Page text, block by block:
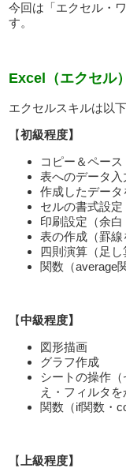
今回は「エクセル・
す。
Excel（エクセル
エクセルスキルは以
【初級程度】
コピー＆ペース
表へのデータ入
作成したデー
セルの書式設定
印刷設定（余白
表の作成（罫線
四則演算（足し
関数（average
【中級程度】
図形描画
グラフ作成
シートの操作
え・フィルタを
関数（if関数・
【 上級程度】